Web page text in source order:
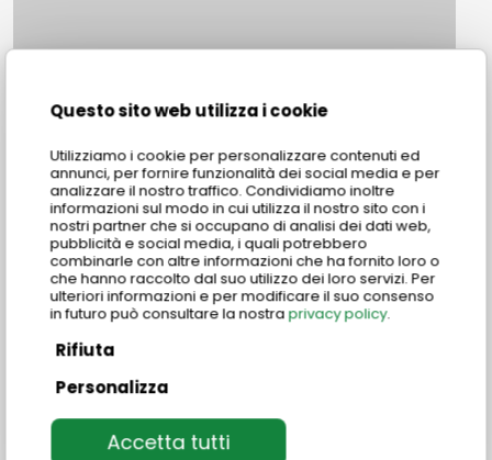
Questo sito web utilizza i cookie
Utilizziamo i cookie per personalizzare contenuti ed
annunci, per fornire funzionalità dei social media e per
analizzare il nostro traffico. Condividiamo inoltre
informazioni sul modo in cui utilizza il nostro sito con i
nostri partner che si occupano di analisi dei dati web,
pubblicità e social media, i quali potrebbero
combinarle con altre informazioni che ha fornito loro o
che hanno raccolto dal suo utilizzo dei loro servizi. Per
ulteriori informazioni e per modificare il suo consenso
in futuro può consultare la nostra privacy policy.
Rifiuta
Personalizza
Accetta tutti